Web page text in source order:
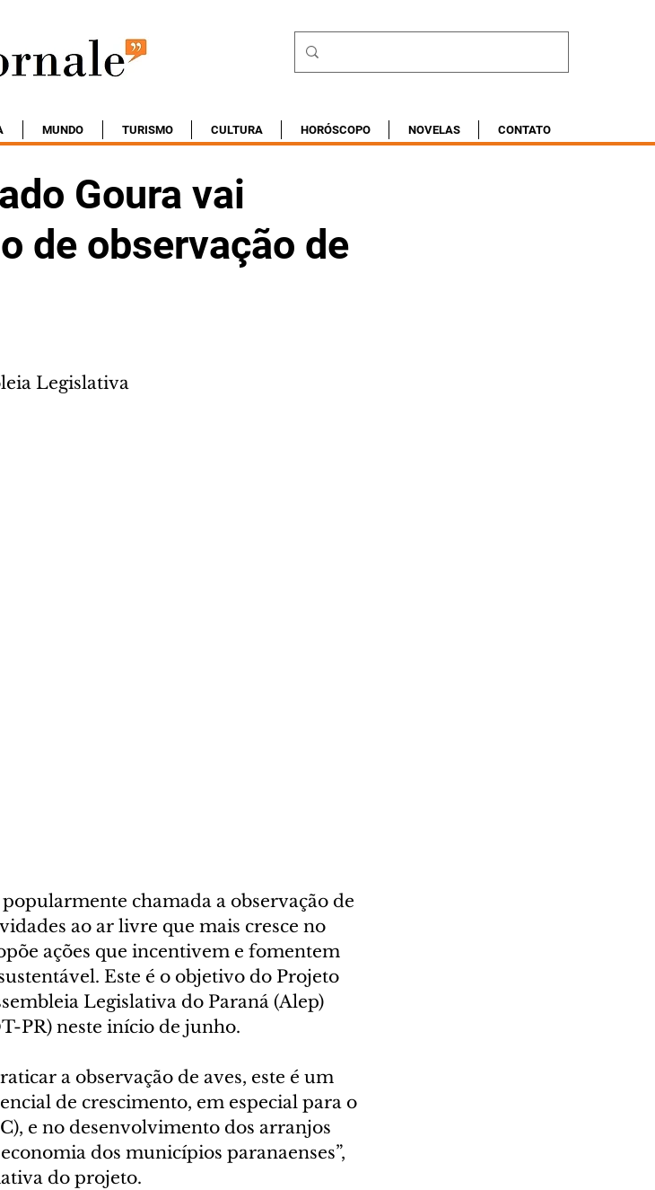
MUNDO TURISMO CULTURA HORÓSCOPO NOVELAS CONTATO
Goura vai
de observação de
Legislativa
chamada a observação de
ao ar livre que mais cresce no
ações que incentivem e fomentem
Este é o objetivo do Projeto
Legislativa do Paraná (Alep)
PR) neste início de junho.
a observação de aves, este é um
de crescimento, em especial para o
e no desenvolvimento dos arranjos
dos municípios paranaenses”,
do projeto.